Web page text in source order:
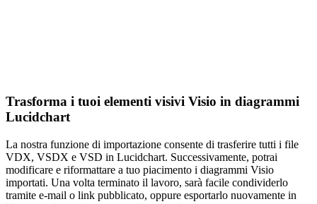
Trasforma i tuoi elementi visivi Visio in diagrammi
Lucidchart
La nostra funzione di importazione consente di trasferire tutti i file
VDX, VSDX e VSD in Lucidchart. Successivamente, potrai
modificare e riformattare a tuo piacimento i diagrammi Visio
importati. Una volta terminato il lavoro, sarà facile condividerlo
tramite e-mail o link pubblicato, oppure esportarlo nuovamente in